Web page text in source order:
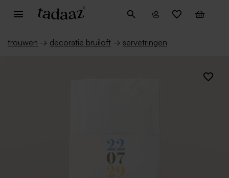
trouwen → decoratie bruiloft → servetringen